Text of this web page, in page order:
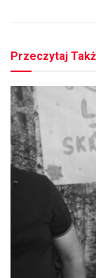
Przeczytaj